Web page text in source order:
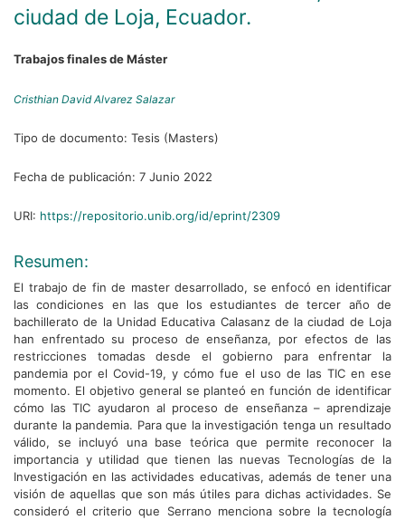
ciudad de Loja, Ecuador.
Trabajos finales de Máster
Cristhian David Alvarez Salazar
Tipo de documento: Tesis (Masters)
Fecha de publicación: 7 Junio 2022
URI: https://repositorio.unib.org/id/eprint/2309
Resumen:
El trabajo de fin de master desarrollado, se enfocó en identificar
las condiciones en las que los estudiantes de tercer año de
bachillerato de la Unidad Educativa Calasanz de la ciudad de Loja
han enfrentado su proceso de enseñanza, por efectos de las
restricciones tomadas desde el gobierno para enfrentar la
pandemia por el Covid-19, y cómo fue el uso de las TIC en ese
momento. El objetivo general se planteó en función de identificar
cómo las TIC ayudaron al proceso de enseñanza – aprendizaje
durante la pandemia. Para que la investigación tenga un resultado
válido, se incluyó una base teórica que permite reconocer la
importancia y utilidad que tienen las nuevas Tecnologías de la
Investigación en las actividades educativas, además de tener una
visión de aquellas que son más útiles para dichas actividades. Se
consideró el criterio que Serrano menciona sobre la tecnología